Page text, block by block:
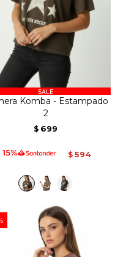
Komba - Estampado
2
$ 699
$ 594